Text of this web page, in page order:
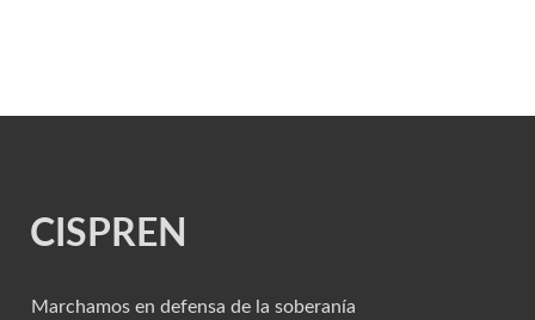
CISPREN
Marchamos en defensa de la soberanía